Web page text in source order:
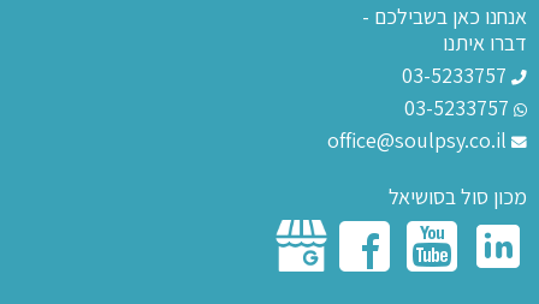
אנחנו כאן בשבילכם -
דברו איתנו
מכון סול בסושיאל